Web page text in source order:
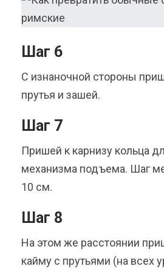
Шаг 6
С изнаночной стороны
прутья и зашей.
Шаг 7
Пришей к карнизу кольца
механизма подъема. Шаг
10 см.
Шаг 8
На этом же расстоянии
кайму с прутьями (на всех